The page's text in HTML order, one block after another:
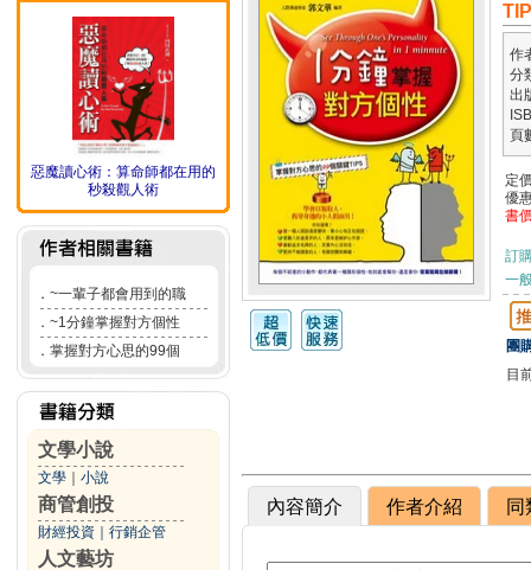
惡魔讀心術：算命師都在用的
秒殺觀人術
． ~一輩子都會用到的職
． ~1分鐘掌握對方個性
． 掌握對方心思的99個
文學小說
文學 小說
商管創投
財經投資 行銷企管
人文藝坊
作
分
出
頁
定
優
書
訂
一
團
目
內容簡介 作者介紹 同